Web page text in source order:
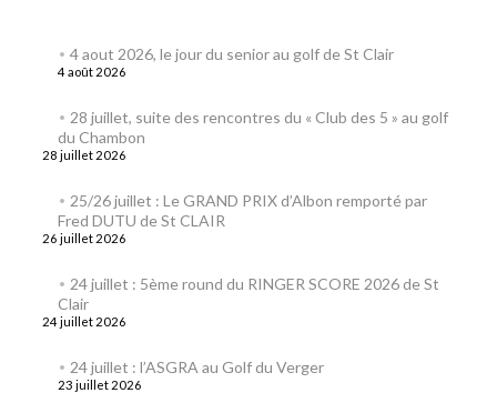
4 aout 2026, le jour du senior au golf de St Clair
4 août 2026
28 juillet, suite des rencontres du « Club des 5 » au golf
du Chambon
28 juillet 2026
25/26 juillet : Le GRAND PRIX d’Albon remporté par
Fred DUTU de St CLAIR
26 juillet 2026
24 juillet : 5ème round du RINGER SCORE 2026 de St
Clair
24 juillet 2026
24 juillet : l’ASGRA au Golf du Verger
23 juillet 2026